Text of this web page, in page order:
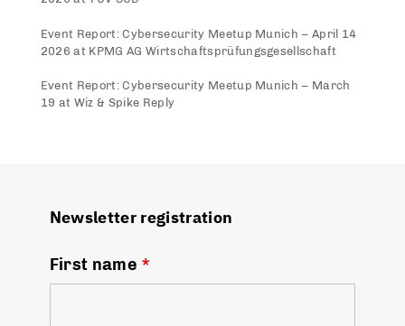
Event Report: Cybersecurity Meetup Munich – April 14
2026 at KPMG AG Wirtschaftsprüfungsgesellschaft
Event Report: Cybersecurity Meetup Munich – March
19 at Wiz & Spike Reply
Newsletter registration
First name *